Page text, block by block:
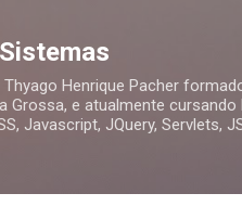
Henrique Pacher
Grossa, e atualmente
Javascript, JQuery, Servlets,